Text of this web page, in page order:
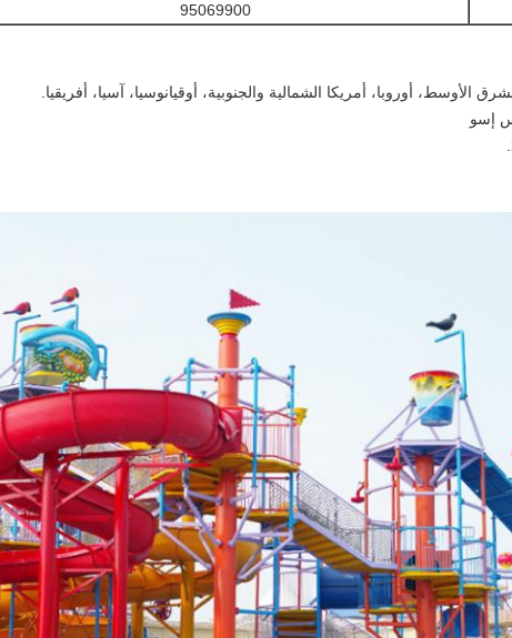
95069900
أوروبا، أمريكا الشمالية والجنوبية، أوقيانوسيا، آسيا، أفريقيا.
إسو